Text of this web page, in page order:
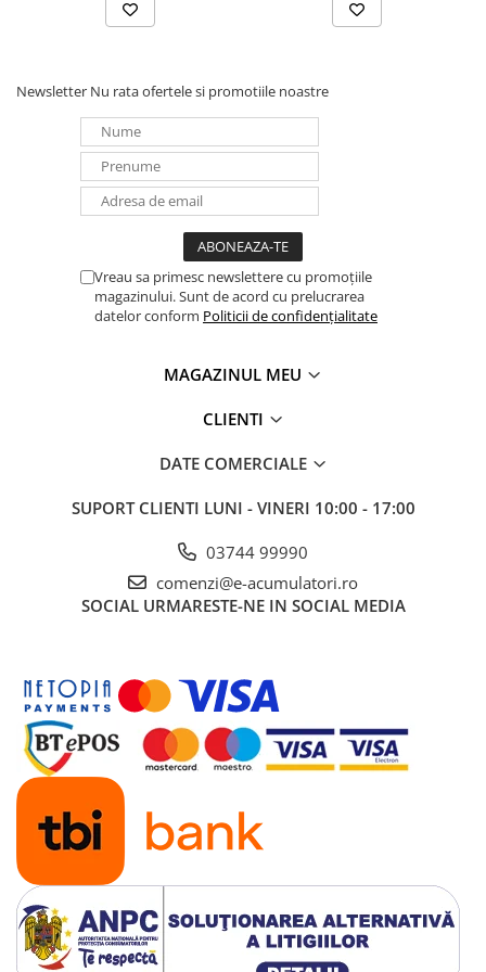
Panouri portabile
Statii energie portabile
Intrerupatoare si prize
Dulapuri pentru cablare
Sigurante
Tablouri electrice
Lumina (Becuri si Lanterne)
cabluri USB, prelungitoare USB
Cablu de date si Adaptoare
Invertoare
OUTLET
Pompe de caldura
Newsletter Nu rata ofertele si promotiile noastre
Vreau sa primesc newslettere cu promoțiile
magazinului. Sunt de acord cu prelucrarea
datelor conform Politicii de confidențialitate
MAGAZINUL MEU
CLIENTI
DATE COMERCIALE
SUPORT CLIENTI LUNI - VINERI 10:00 - 17:00
03744 99990
comenzi@e-acumulatori.ro
SOCIAL URMARESTE-NE IN SOCIAL MEDIA